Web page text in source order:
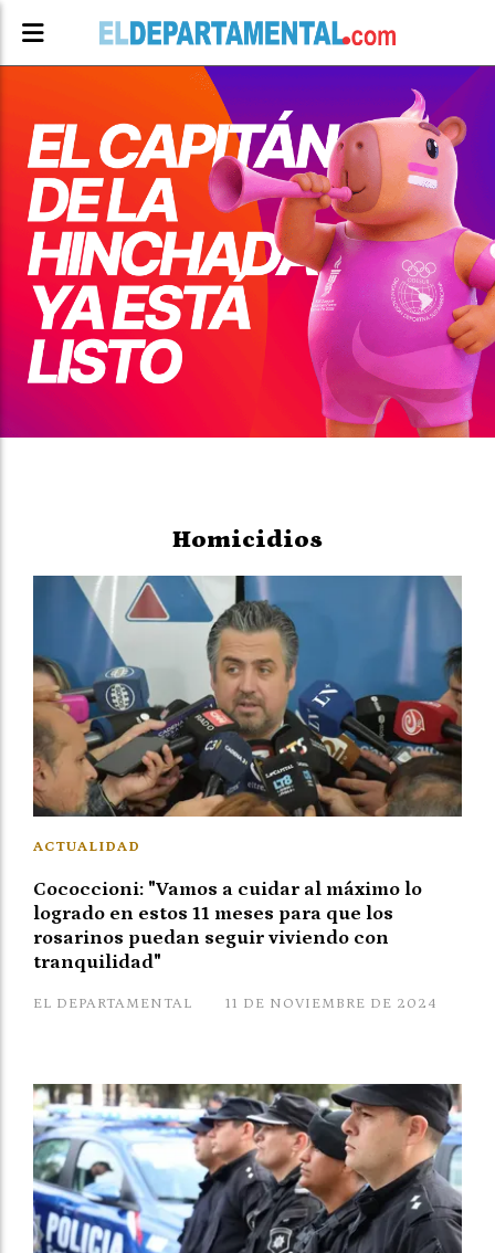
Homicidios
Cococcioni: "Vamos a cuidar al máximo lo
logrado en estos 11 meses para que los
rosarinos puedan seguir viviendo con
tranquilidad"
EL DEPARTAMENTAL
ACTUALIDAD
11 DE NOVIEMBRE DE 2024